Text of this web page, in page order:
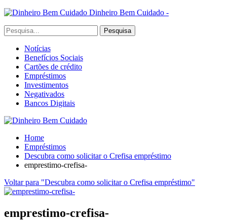
Dinheiro Bem Cuidado -
Notícias
Benefícios Sociais
Cartões de crédito
Empréstimos
Investimentos
Negativados
Bancos Digitais
Home
Empréstimos
Descubra como solicitar o Crefisa empréstimo
emprestimo-crefisa-
Voltar para "Descubra como solicitar o Crefisa empréstimo"
emprestimo-crefisa-